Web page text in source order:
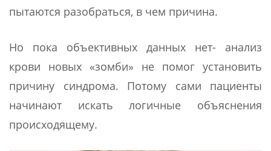
пытаются разобраться, в чем причина.
Но пока объективных данных нет- анализ
крови новых «зомби» не помог установить
причину синдрома. Потому сами пациенты
начинают искать логичные объяснения
происходящему.